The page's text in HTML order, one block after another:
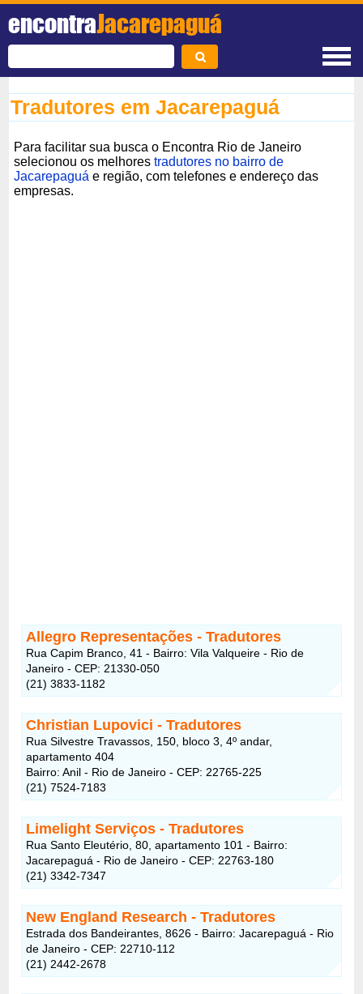
encontraJacarepaguá
Tradutores em Jacarepaguá
Para facilitar sua busca o Encontra Rio de Janeiro
selecionou os melhorestradutores no bairro de
Jacarepaguá e região, com telefones e endereço das
empresas.
Allegro Representações - Tradutores
Rua Capim Branco, 41 - Bairro: Vila Valqueire - Rio de
Janeiro - CEP: 21330-050
(21) 3833-1182
Christian Lupovici - Tradutores
Rua Silvestre Travassos, 150, bloco 3, 4º andar,
apartamento 404
Bairro: Anil - Rio de Janeiro - CEP: 22765-225
(21) 7524-7183
Limelight Serviços - Tradutores
Rua Santo Eleutério, 80, apartamento 101 - Bairro:
Jacarepaguá - Rio de Janeiro - CEP: 22763-180
(21) 3342-7347
New England Research - Tradutores
Estrada dos Bandeirantes, 8626 - Bairro: Jacarepaguá - Rio
de Janeiro - CEP: 22710-112
(21) 2442-2678